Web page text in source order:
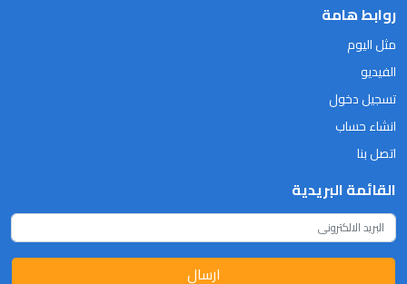
روابط هامة
مثل اليوم
الفيديو
تسجيل دخول
انشاء حساب
اتصل بنا
القائمة البريدية
ارسال